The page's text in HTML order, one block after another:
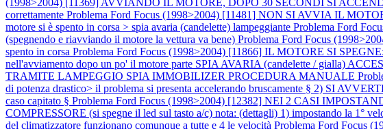
correttamente Problema Ford Focus (1998>2004) [11481] NON SI AVVIA IL
motore si è spento in corsa > spia avaria (candelette) lampeggiante Problema Ford
(spegnendo e riavviando il motore la vettura va bene) Problema Ford Focus
spento in corsa Problema Ford Focus (1998>2004) [11866] IL MOTORE SI
nell'avviamento dopo un po' il motore parte SPIA AVARIA (candelette / gialla)
TRAMITE LAMPEGGIO SPIA IMMOBILIZER PROCEDURA MANUALE
di potenza drastico> il problema si presenta accelerando bruscamente § 2) SI
caso capitato § Problema Ford Focus (1998>2004) [12382] NEI 2 CASI
COMPRESSORE (si spegne il led sul tasto a/c) nota: (dettagli) 1) impostando la 1°
del climatizzatore funzionano comunque a tutte e 4 le velocità Problema Ford Focus